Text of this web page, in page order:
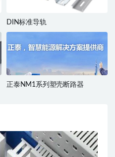
DIN标准导轨
正泰NM1系列塑壳断路器